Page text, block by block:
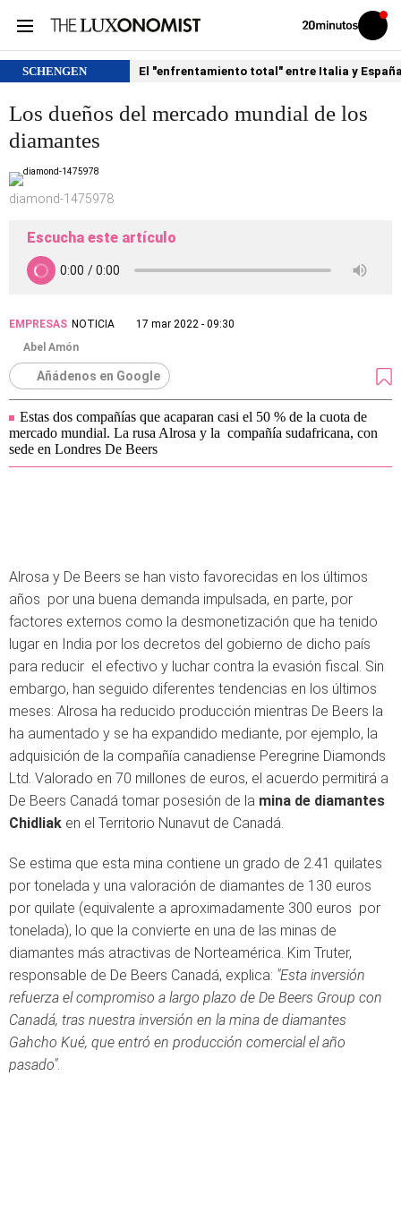
Volver
Iniciar
sesión
SCHENGEN El "enfrentamiento total" entre Italia y
Los dueños del mercado mundial de los
diamantes
diamond-1475978
Escucha este artículo
EMPRESAS NOTICIA
17 mar 2022 - 09:30
Abel Amón
Añádenos en Google
Estas dos compañías que acaparan casi el 50 % de la cuota de
mercado mundial. La rusa Alrosa y la compañía sudafricana, con
sede en Londres De Beers
Alrosa y De Beers se han visto favorecidas en los últimos
años por una buena demanda impulsada, en parte, por
factores externos como la desmonetización que ha tenido
lugar en India por los decretos del gobierno de dicho país
para reducir el efectivo y luchar contra la evasión fiscal. Sin
embargo, han seguido diferentes tendencias en los últimos
meses: Alrosa ha reducido producción mientras De Beers la
ha aumentado y se ha expandido mediante, por ejemplo, la
adquisición de la compañía canadiense Peregrine Diamonds
Ltd. Valorado en 70 millones de euros, el acuerdo permitirá a
De Beers Canadá tomar posesión de la mina de diamantes
Chidliak en el Territorio Nunavut de Canadá.
Se estima que esta mina contiene un grado de 2.41 quilates
por tonelada y una valoración de diamantes de 130 euros
por quilate (equivalente a aproximadamente 300 euros por
tonelada), lo que la convierte en una de las minas de
diamantes más atractivas de Norteamérica. Kim Truter,
responsable de De Beers Canadá, explica: "Esta inversión
refuerza el compromiso a largo plazo de De Beers Group con
Canadá, tras nuestra inversión en la mina de diamantes
Gahcho Kué, que entró en producción comercial el año
pasado".